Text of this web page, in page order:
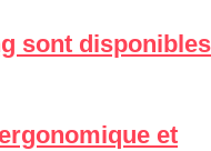
sont disponibles
et